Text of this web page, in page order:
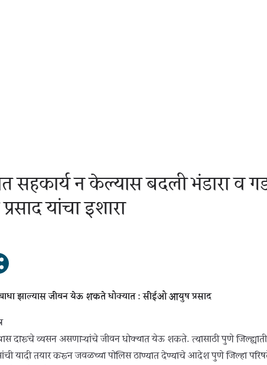
सहकार्य न केल्यास बदली भंडारा व
यांचा इशारा
बाधा झाल्यास जीवन येऊ शकते धोक्यात : सीईओ आयुष प्रसाद
दारूचे व्यसन असणाऱ्यांचे जीवन धोक्यात येऊ शकते. त्यासाठी पुणे
यादी तयार करून जवळच्या पोलिस ठाण्यात देण्याचे आदेश पुणे जिल्हा